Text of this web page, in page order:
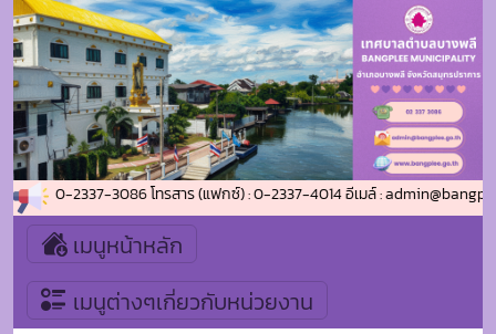
ท์ : 0-2337-3086 โทรสาร (แฟกซ์) : 0-2337-4014 อีเมล์ :
เมนูหน้าหลัก
เมนูต่างๆเกี่ยวกับหน่วยงาน